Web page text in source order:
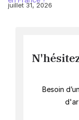
juillet 31, 2026
Besoin